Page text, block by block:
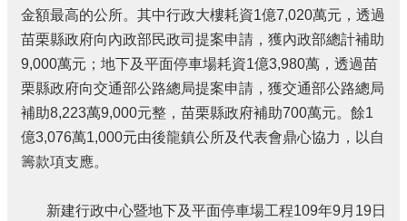
公
法
令
規
章
性
別
金額最高的公所。其中行政大樓耗資1億7,020萬元，透過
苗栗縣政府向內政部民政司提案申請，獲內政部總計補助
9,000萬元；地下及平面停車場耗資1億3,980萬，透過苗
栗縣政府向交通部公路總局提案申請，獲交通部公路總局
補助8,223萬9,000元整，苗栗縣政府補助700萬元。餘1
億3,076萬1,000元由後龍鎮公所及代表會鼎心協力，以自
籌款項支應。
新建行政中心暨地下及平面停車場工程109年9月19日